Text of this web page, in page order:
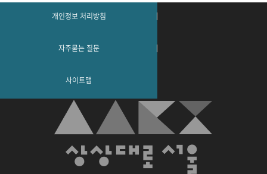
개인정보 처리방침
자주묻는 질문
사이트맵